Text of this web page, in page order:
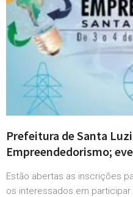
Prefeitura de Santa
Empreendedorismo;
Estão abertas as inscrições
os interessados em participar